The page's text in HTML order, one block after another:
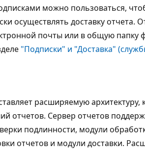
можно пользоваться,
осуществлять доставку отчета.
почты или в общую папку
"Подписки" и "Доставка"
расширяемую
отчетов. Сервер отчетов
подлинности, модули
отчетов и модули доставки.